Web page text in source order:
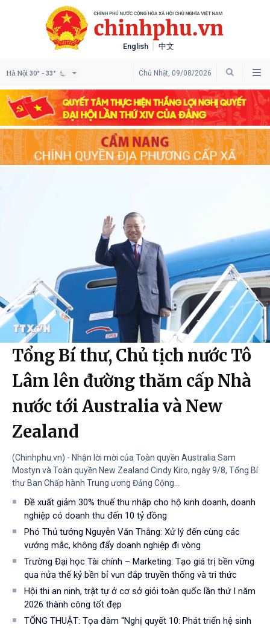
English 中文
Chủ Nhật, 09/08/2026
Hà Nội 30° - 33°
Tổng Bí thư, Chủ tịch nước Tô
Lâm lên đường thăm cấp Nhà
nước tới Australia và New
Zealand
(Chinhphu.vn) - Nhận lời mời của Toàn quyền Australia Sam
Mostyn và Toàn quyền New Zealand Cindy Kiro, ngày 9/8, Tổng Bí
thư Ban Chấp hành Trung ương Đảng Cộng...
Đề xuất giảm 30% thuế thu nhập cho hộ kinh doanh, doanh
nghiệp có doanh thu đến 10 tỷ đồng
Phó Thủ tướng Nguyễn Văn Thắng: Xử lý đến cùng các
vướng mắc, không đẩy doanh nghiệp đi vòng
Trường Đại học Tài chính – Marketing: Tạo giá trị bền vững
qua nửa thế kỷ bền bỉ vun đắp truyền thống và tri thức
Hội thi an ninh, trật tự ở cơ sở giỏi toàn quốc lần thứ I năm
2026 thành công tốt đẹp
TỔNG THUẬT: Tọa đàm “Nghị quyết 10: Phát triển hệ sinh